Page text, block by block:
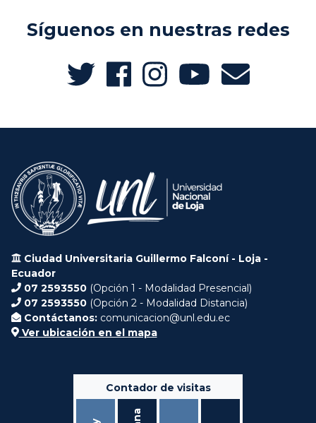
Síguenos en nuestras redes
Ciudad Universitaria Guillermo Falconí - Loja -
Ecuador
07 2593550 (Opción 1 - Modalidad Presencial)
07 2593550 (Opción 2 - Modalidad Distancia)
Contáctanos: comunicacion@unl.edu.ec
Ver ubicación en el mapa
Contador de visitas